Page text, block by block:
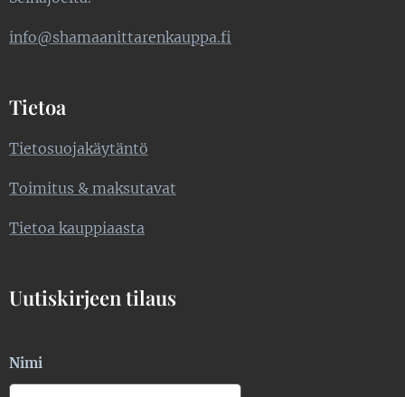
info@shamaanittarenkauppa.fi
Tietoa
Tietosuojakäytäntö
Toimitus & maksutavat
Tietoa kauppiaasta
Uutiskirjeen tilaus
Nimi